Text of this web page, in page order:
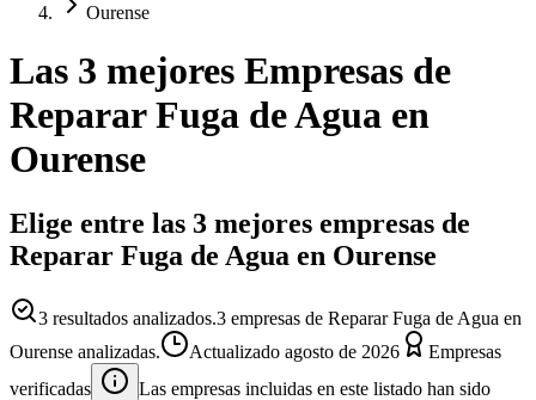
Ourense
Las 3 mejores Empresas de
Reparar Fuga de Agua en
Ourense
Elige entre las 3 mejores empresas de
Reparar Fuga de Agua en Ourense
3 resultados analizados.3 empresas de Reparar Fuga de Agua en
Ourense analizadas.
Actualizado agosto de 2026
Empresas
verificadas
Las empresas incluidas en este listado han sido